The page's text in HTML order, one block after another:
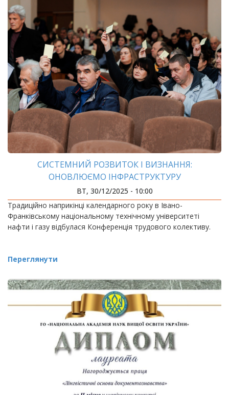
СИСТЕМНИЙ РОЗВИТОК І ВИЗНАННЯ:
ОНОВЛЮЄМО ІНФРАСТРУКТУРУ
ВТ, 30/12/2025 - 10:00
Традиційно наприкінці календарного року в Івано-
Франківському національному технічному університеті
нафти і газу відбулася Конференція трудового колективу.
Переглянути